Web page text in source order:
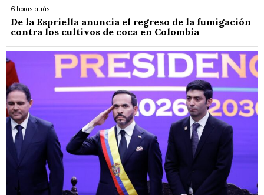
6 horas atrás
De la Espriella anuncia el regreso de la fumigación
contra los cultivos de coca en Colombia